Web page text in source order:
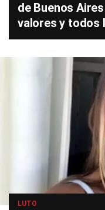
de Buenos
valores y todos
LUTO